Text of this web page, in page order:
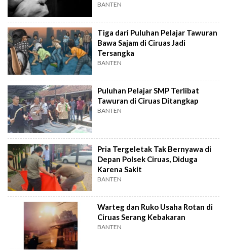
BANTEN
Tiga dari Puluhan Pelajar Tawuran
Bawa Sajam di Ciruas Jadi
Tersangka
BANTEN
Puluhan Pelajar SMP Terlibat
Tawuran di Ciruas Ditangkap
BANTEN
Pria Tergeletak Tak Bernyawa di
Depan Polsek Ciruas, Diduga
Karena Sakit
BANTEN
Warteg dan Ruko Usaha Rotan di
Ciruas Serang Kebakaran
BANTEN